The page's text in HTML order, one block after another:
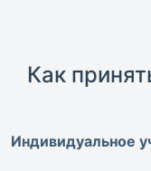
Как
Индивидуальное